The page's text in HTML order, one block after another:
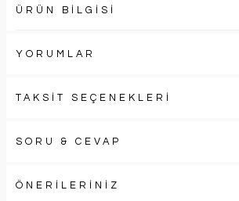
ÜRÜN BİLGİSİ
YORUMLAR
TAKSİT SEÇENEKLERİ
SORU & CEVAP
ÖNERİLERİNİZ